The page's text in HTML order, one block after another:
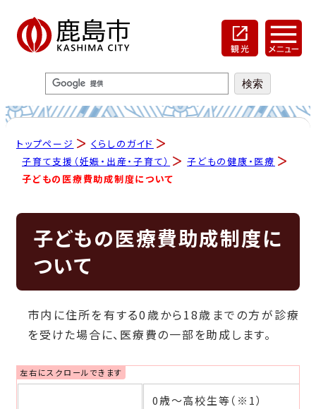
トップページ
くらしのガイド
子育て支援（妊娠・出産・子育て）
子どもの健康・医療
子どもの医療費助成制度について
子どもの医療費助成制度に
ついて
市内に住所を有する0歳から18歳までの方が診療
を受けた場合に、医療費の一部を助成します。
0歳～高校生等（※1）